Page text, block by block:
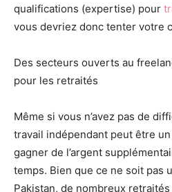
qualifications (expertise) pour
vous devriez donc tenter votre
Des secteurs ouverts au
pour les retraités
Même si vous n’avez pas de
travail indépendant peut être
gagner de l’argent
temps. Bien que ce ne soit pas
Pakistan, de nombreux